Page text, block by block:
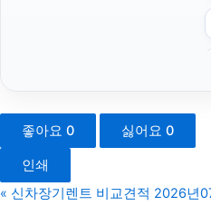
좋아요 0 싫어요 0
인쇄
« 신차장기렌트 비교견적 2026년